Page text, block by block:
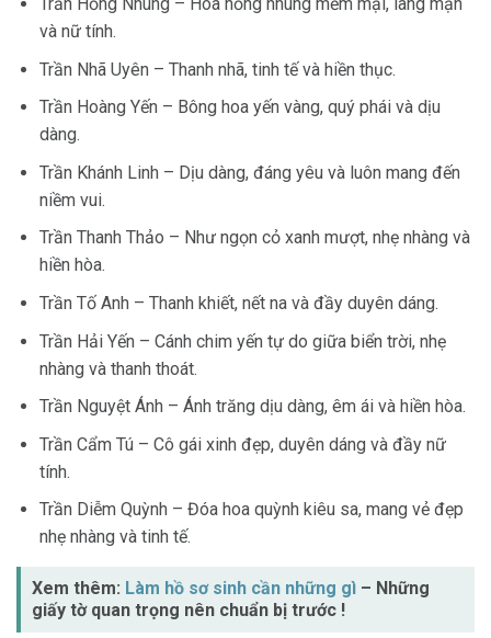
và nữ tính.
Trần Nhã Uyên – Thanh nhã, tinh tế và hiền thục.
Trần Hoàng Yến – Bông hoa yến vàng, quý phái và dịu
dàng.
Trần Khánh Linh – Dịu dàng, đáng yêu và luôn mang đến
niềm vui.
Trần Thanh Thảo – Như ngọn cỏ xanh mượt, nhẹ nhàng và
hiền hòa.
Trần Tố Anh – Thanh khiết, nết na và đầy duyên dáng.
Trần Hải Yến – Cánh chim yến tự do giữa biển trời, nhẹ
nhàng và thanh thoát.
Trần Nguyệt Ánh – Ánh trăng dịu dàng, êm ái và hiền hòa.
Trần Cẩm Tú – Cô gái xinh đẹp, duyên dáng và đầy nữ
tính.
Trần Diễm Quỳnh – Đóa hoa quỳnh kiêu sa, mang vẻ đẹp
nhẹ nhàng và tinh tế.
Xem thêm: Làm hồ sơ sinh cần những gì – Những
giấy tờ quan trọng nên chuẩn bị trước !